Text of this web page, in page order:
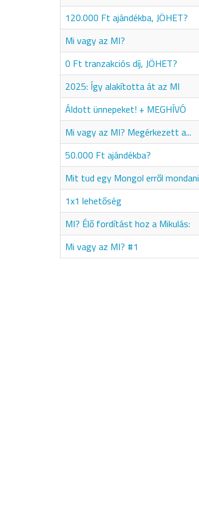
120.000 Ft ajándékba, JÖHET?
Mi vagy az MI?
0 Ft tranzakciós díj, JÖHET?
2025: Így alakította át az MI
Áldott ünnepeket! + MEGHÍVÓ
Mi vagy az MI? Megérkezett a...
50.000 Ft ajándékba?
Mit tud egy Mongol erről mondani
1x1 lehetőség
MI? Élő fordítást hoz a Mikulás:
Mi vagy az MI? #1